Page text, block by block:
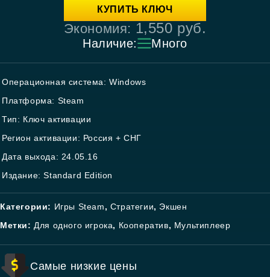
КУПИТЬ КЛЮЧ
Экономия: 1,550 руб.
Наличие: Много
Операционная система: Windows
Платформа: Steam
Тип: Ключ активации
Регион активации: Россия + СНГ
Дата выхода: 24.05.16
Издание: Standard Edition
Категории: Игры Steam, Стратегии, Экшен
Метки: Для одного игрока, Кооператив, Мультиплеер
Самые низкие цены